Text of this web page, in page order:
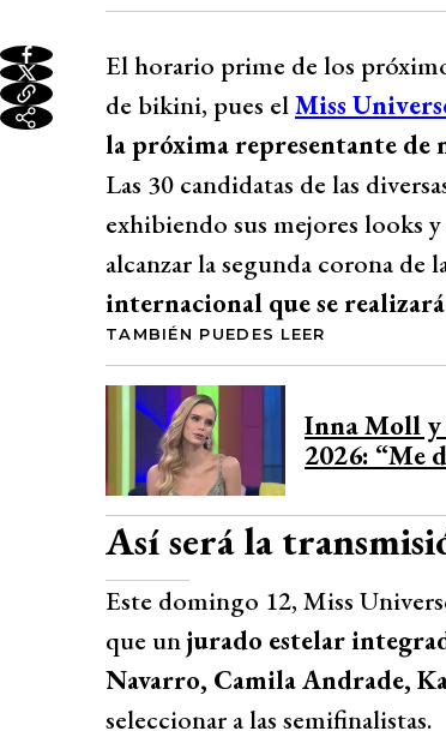
El horario prime de los
de bikini, pues elMiss
la próxima representante de
Las 30 candidatas de las
exhibiendo sus mejores looks
alcanzar la segunda corona de
internacional que se
TAMBIÉN PUEDES LEER
Inna Moll y
2026: “Me
Así será la
Este domingo 12, Miss
que unjurado estelar
Navarro, Camila Andrade,
seleccionar a las semifinalistas.